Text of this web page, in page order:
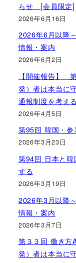
らせ [会員限定]
2026年6月16日
2026年6月以降
情報・案内
2026年6月2日
【開催報告】
発）者は本当に
通報制度を考える
2026年4月5日
第95回 韓国・
2026年3月23日
第94回 日本と
する
2026年3月19日
2026年3月以降
情報・案内
2026年3月7日
第３３回 働き
発）者は本当に